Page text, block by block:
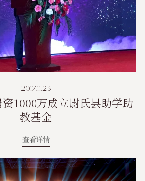
2017.11.23
1000万成立尉氏县助学助
教基金
查看详情